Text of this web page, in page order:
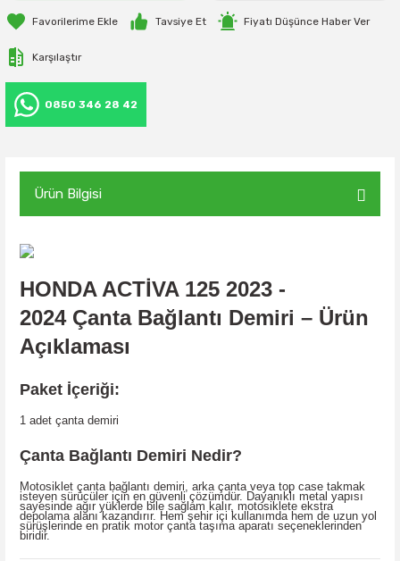
Tavsiye Et Fiyatı Düşünce Haber Ver
Karşılaştır
0850 346 28 42
Ürün Bilgisi
HONDA ACTİVA 125 2023 -
2024Çanta Bağlantı Demiri – Ürün
Açıklaması
Paket İçeriği:
1 adet çanta demiri
Çanta Bağlantı Demiri Nedir?
Motosiklet çanta bağlantı demiri, arka çanta veya top case takmak
isteyen sürücüler için en güvenli çözümdür. Dayanıklı metal yapısı
sayesinde ağır yüklerde bile sağlam kalır, motosiklete ekstra
depolama alanı kazandırır. Hem şehir içi kullanımda hem de uzun yol
sürüşlerinde en pratik motor çanta taşıma aparatı seçeneklerinden
biridir.